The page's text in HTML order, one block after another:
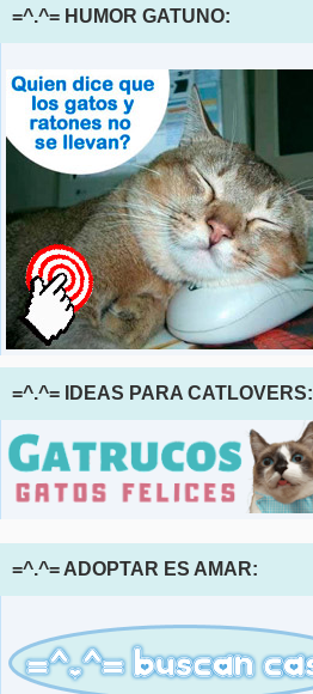
=^.^= HUMOR GATUNO:
=^.^= IDEAS PARA CATLOVERS:
=^.^= ADOPTAR ES AMAR: